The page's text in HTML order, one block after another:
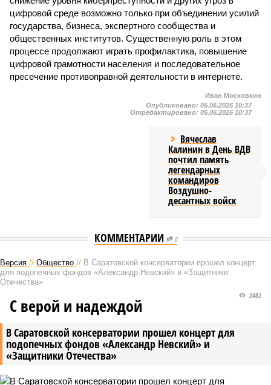
цифровой среде возможно только при объединении усилий
государства, бизнеса, экспертного сообщества и
общественных институтов. Существенную роль в этом
процессе продолжают играть профилактика, повышение
цифровой грамотности населения и последовательное
пресечение противоправной деятельности в интернете.
Иван Московкин
Опубликовано: 05.06.2026 10:37
Отредактировано: 05.06.2026 10:37
Вячеслав
Калинин в День ВДВ
почтил память
легендарных
командиров
Воздушно-
десантных войск
КОММЕНТАРИИ 0
Версия // Общество // В Саратовской консерватории прошел концерт
для подопечных фондов «Александр Невский» и «Защитники
Отечества»
В Саратовской консерватории прошел концерт для
подопечных фондов «Александр Невский» и
«Защитники Отечества»
2482
С верой и надеждой